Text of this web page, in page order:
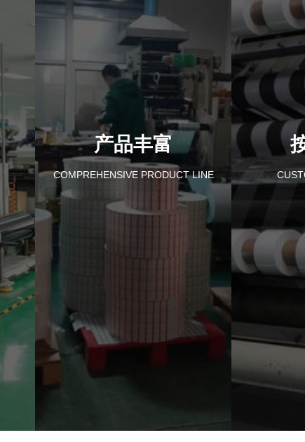
产品丰富
COMPREHENSIVE PRODUCT LINE